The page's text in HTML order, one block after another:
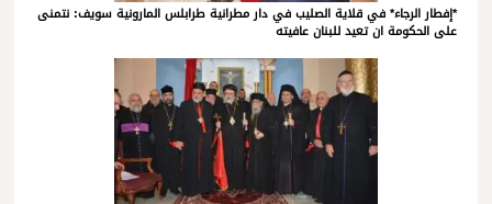
*إفطار الرجاء* في قلاية الصليب في دار مطرانية طرابلس المارونية سويف: نتمنى
على الحكومة ان تعيد للبنان عافيته